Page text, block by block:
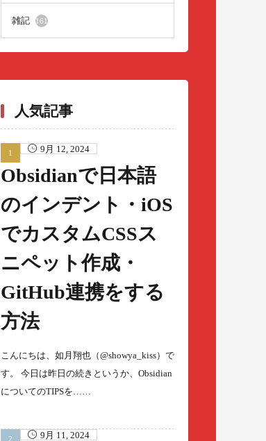
雑記 161
人気記事
9月 12, 2024
Obsidianで日本語
のインデント・iOS
でカスタムCSSス
ニペット作成・
GitHub連携をする
方法
こんにちは、如月翔也（@showya_kiss）で
す。 今日は昨日の続きというか、Obsidian
についてのTIPSを……
9月 11, 2024